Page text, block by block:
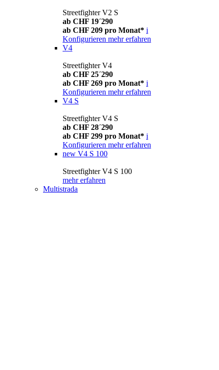
Streetfighter V2 S
ab CHF 19´290
ab CHF 209 pro Monat* i
Konfigurieren mehr erfahren
V4
Streetfighter V4
ab CHF 25´290
ab CHF 269 pro Monat* i
Konfigurieren mehr erfahren
V4 S
Streetfighter V4 S
ab CHF 28´290
ab CHF 299 pro Monat* i
Konfigurieren mehr erfahren
new V4 S 100
Streetfighter V4 S 100
mehr erfahren
Multistrada